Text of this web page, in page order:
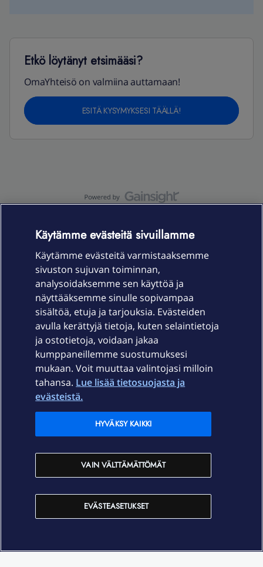
Etkö löytänyt etsimääsi?
OmaYhteisö on valmiina auttamaan!
ESITÄ KYSYMYKSESI TÄÄLLÄ!
Laitteet & liittymät
Palvelut
Ajankohtaista
Elisa Oyj
In English
Käytämme evästeitä sivuillamme
Käytämme evästeitä varmistaaksemme
sivuston sujuvan toiminnan,
analysoidaksemme sen käyttöä ja
näyttääksemme sinulle sopivampaa
sisältöä, etuja ja tarjouksia. Evästeiden
avulla kerättyjä tietoja, kuten selaintietoja
ja ostotietoja, voidaan jakaa
kumppaneillemme suostumuksesi
mukaan. Voit muuttaa valintojasi milloin
tahansa. Lue lisää tietosuojasta ja
evästeistä.
EVÄSTEASETUKSET
VAIN VÄLTTÄMÄTTÖMÄT
HYVÄKSY KAIKKI